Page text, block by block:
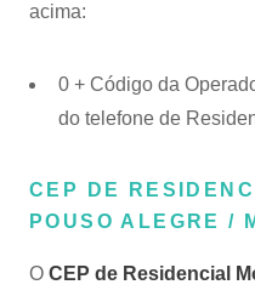
acima:
0 + Código da
do telefone de
CEP DE
POUSO ALEGRE /
O CEP de Residencial